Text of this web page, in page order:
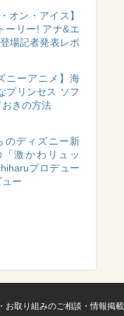
オン・アイス】
ーリー! アナ&エ
場記者発表レポ
ニーアニメ】海
プリンセス ソフ
おきの方法
のディズニー新
激かわリュッ
プロデュー
ー
お取り組みのご相談・情報掲